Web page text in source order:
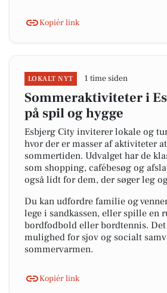
Kopiér link
LOKALT NYT 1 time siden
Sommeraktiviteter i
på spil og hygge
Esbjerg City inviterer lokale og
hvor der er masser af aktiviteter
sommertiden. Udvalget har de
som shopping, cafébesøg og
også lidt for dem, der søger leg
Du kan udfordre familie og
lege i sandkassen, eller spille en
bordfodbold eller bordtennis.
mulighed for sjov og socialt
sommervarmen.
Kopiér link